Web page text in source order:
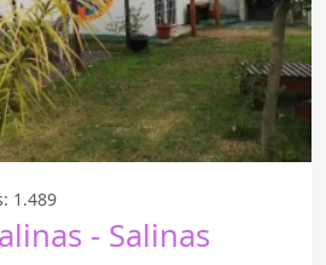
1.489
- Salinas